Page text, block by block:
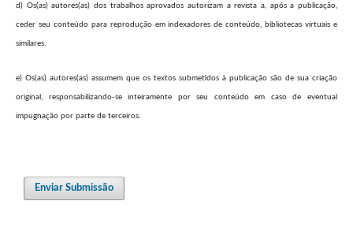
d) Os(as) autores(as) dos trabalhos aprovados autorizam a revista a, após a publicação,
ceder seu conteúdo para reprodução em indexadores de conteúdo, bibliotecas virtuais e
similares.
e) Os(as) autores(as) assumem que os textos submetidos à publicação são de sua criação
original, responsabilizando-se inteiramente por seu conteúdo em caso de eventual
impugnação por parte de terceiros.
Enviar Submissão